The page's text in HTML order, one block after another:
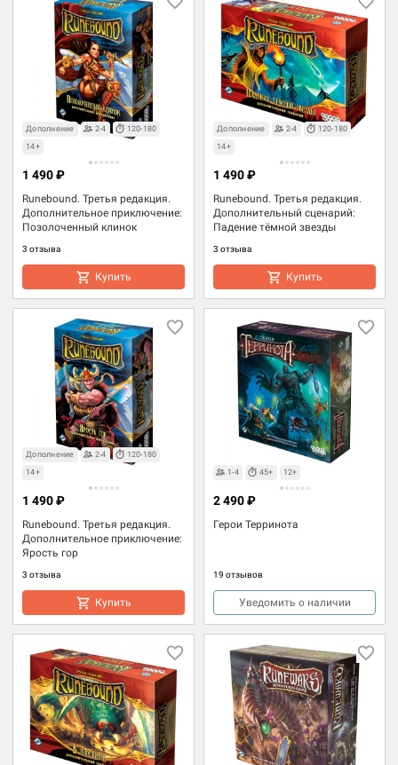
Дополнение 2-4
120-180
14+
Runebound. Третья редакция.
Дополнительное приключение:
Позолоченный клинок
3 отзыва
1 490 ₽
Купить
Дополнение 2-4
120-180
14+
Runebound. Третья редакция.
Дополнительный сценарий:
Падение тёмной звезды
3 отзыва
1 490 ₽
Купить
Дополнение 2-4
120-180
14+
Runebound. Третья редакция.
Дополнительное приключение:
Ярость гор
3 отзыва
1 490 ₽
Купить
1-4 45+ 12+
Герои Терринота
19 отзывов
2 490 ₽
Уведомить о наличии